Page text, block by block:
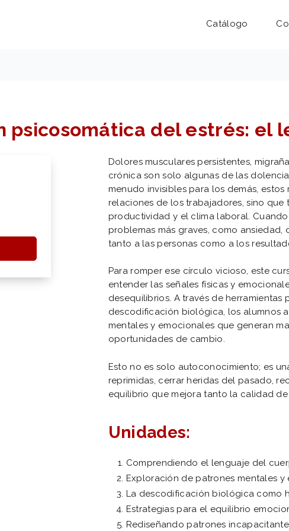
Catálogo
psicosomática del estrés: el
Dolores musculares persistentes,
crónica son solo algunas de las
menudo invisibles para los demás,
relaciones de los trabajadores, sino
productividad y el clima laboral.
problemas más graves, como
tanto a las personas como a los
Para romper ese círculo vicioso, este
entender las señales físicas y
desequilibrios. A través de
descodificación biológica, los alumnos
mentales y emocionales que generan
oportunidades de cambio.
Esto no es solo autoconocimiento; es
reprimidas, cerrar heridas del pasado,
equilibrio que mejora tanto la calidad
Unidades:
Comprendiendo el lenguaje del
Exploración de patrones mentales y
La descodificación biológica como
Estrategias para el equilibrio
Rediseñando patrones